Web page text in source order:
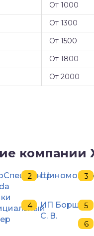
От 1000
От 1300
От 1500
От 1800
От 2000
компании
ИП Борщ
С. В.